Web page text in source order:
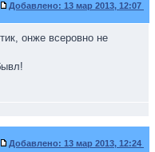
Добавлено: 13 мар 2013, 12:07
онже всеровно не
Добавлено: 13 мар 2013, 12:24